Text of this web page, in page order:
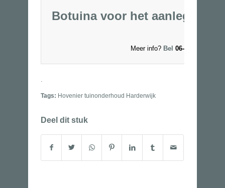
Botuina voor het aanleggen
Meer info? Bel06-53250327 of
Tags: Hovenier tuinonderhoud Harderwijk
Deel dit stuk